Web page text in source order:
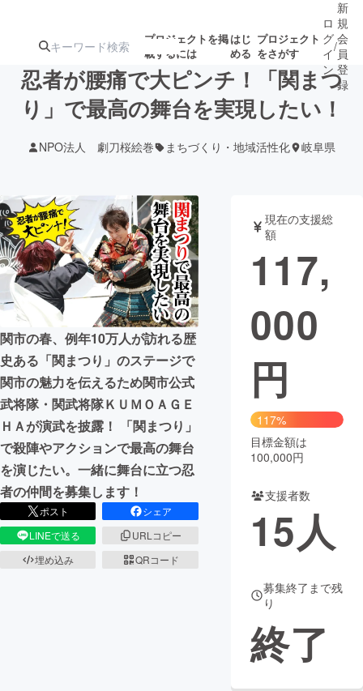
プロジェクトを掲
載するには
はじ
める
プロジェクト
をさがす
ジェクト
注目のリ
ターン
注目の新着プロ
ジェクト
募集終了が近いプ
ロジェクト
もうすぐ公開
されます
アート・写真 音楽
テクノロジー・ガジェット ゲーム・サ
映像・映画
ビジネス・起業
まちづくり・地域活性化
CAMPFIRE for Social Good
CAMPFIRE Creation
CAMPFIREふるさと納税machi-ya コミュニティ
ロ
グ
イ
ン
/
新
規
会
員
登
録
忍者が腰痛で大ピンチ！「関まつ
り」で最高の舞台を実現したい！
NPO法人 劇刀桜絵巻 まちづくり・地域活性化 岐阜県
関市の春、例年10万人が訪れる歴
史ある「関まつり」のステージで
関市の魅力を伝えるため関市公式
武将隊・関武将隊ＫＵＭＯＡＧＥ
ＨＡが演武を披露！ 「関まつり」
で殺陣やアクションで最高の舞台
を演じたい。一緒に舞台に立つ忍
者の仲間を募集します！
ポスト
シェア
LINEで送る
URLコピー
埋め込み
QRコード
現在の支援総
額
117,
000
円
117%
目標金額は
100,000円
支援者数
15人
募集終了まで残
り
終了